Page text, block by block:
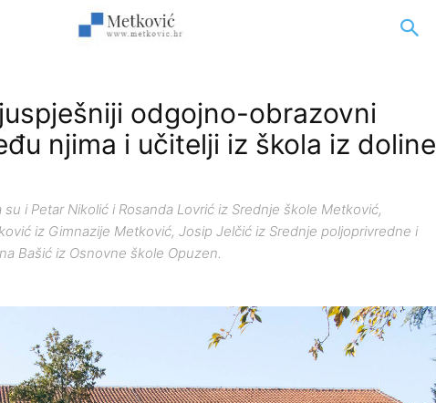
odgojno-obrazovni
njima i učitelji iz škola iz doline
i Petar Nikolić i Rosanda Lovrić iz Srednje škole Metković,
iz Gimnazije Metković, Josip Jelčić iz Srednje poljoprivredne i
Bašić iz Osnovne škole Opuzen.